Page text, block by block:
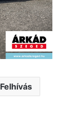
Felhívás